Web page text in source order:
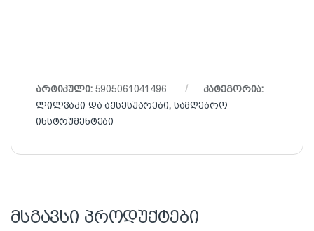
არტიკული: 5905061041496
კატეგორია:
ლილვაკი და აქსესუარები, სამღებრო
ინსტრუმენტები
მსგავსი პროდუქტები